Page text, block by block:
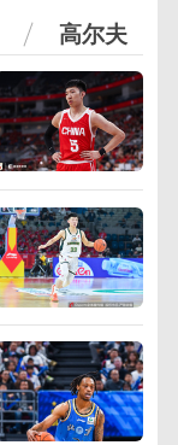
高尔夫